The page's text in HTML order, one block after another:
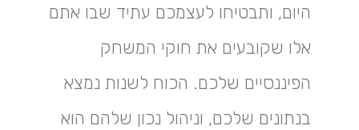
היום, ותבטיחו לעצמכם עתיד שבו אתם
אלו שקובעים את חוקי המשחק
הפיננסיים שלכם. הכוח לשנות נמצא
בנתונים שלכם, וניהול נכון שלהם הוא